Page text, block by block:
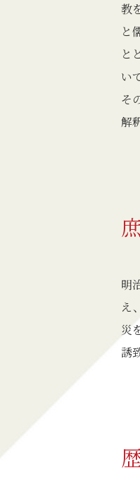
教
と
と
い
そ
解
明
え
災
誘